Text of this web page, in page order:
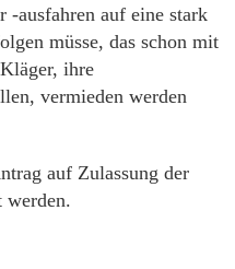
-ausfahren auf eine stark
müsse, das schon mit
ihre
vermieden werden
auf Zulassung der
werden.